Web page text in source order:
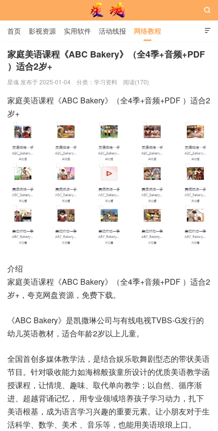
星魂网

首页 影视资源 实用软件 活动线报 网络教程
用户中心 书籍 娱乐

家庭美语课程《ABC Bakery》（全4季+音频+PDF
）适合2岁+
星魂 发布于 2025-01-04 分类： 学习资料 阅读(170)
家庭美语课程《ABC Bakery》（全4季+音频+PDF ）适合2
岁+
介绍
家庭美语课程《ABC Bakery》（全4季+音频+PDF ）适合2
岁+，夸克网盘资源，免费下载。
《ABC Bakery》是凯撒琳公司与有线电视TVBS-G发行的
幼儿英语教材，适合年龄2岁以上儿童。
全国首创多媒体教学法，是结合娱乐歌舞剧型态的带状美语
节目。针对吸收能力如海棉般孩童所设计的优质美语教学函
授课程，让情境、趣味、取代单向教学；以自然、循序渐
进、超越背诵记忆， 用专业领域培养孩子学习动力，扎下
美语根基，成为语言学习兴趣的重要元素。让小朋友对于生
活科学、数学、美术 、音乐等，也能用美语琅琅上口。